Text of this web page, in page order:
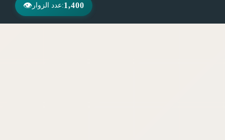
👁 عدد الزوار:1,400